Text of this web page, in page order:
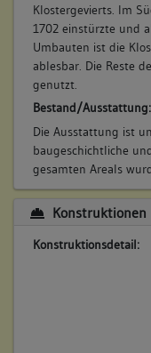
Klostergevierts. Im
1702 einstürzte und
Umbauten ist die
ablesbar. Die Reste
genutzt.
Bestand/Ausstattung:
Die Ausstattung ist
baugeschichtliche
gesamten Areals
Konstruktionen
Konstruktionsdetail: